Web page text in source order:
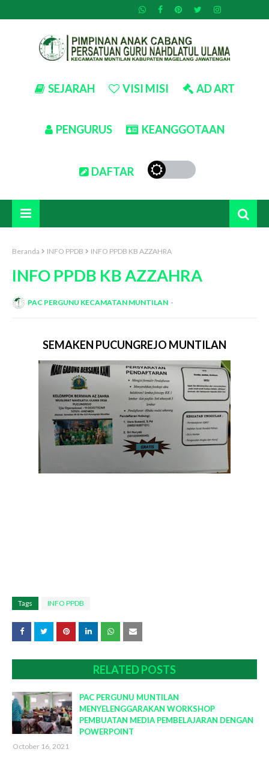
SEJARAH VISI MISI AD ART
PENGURUS KEANGGOTAAN
DAFTAR
Beranda INFO PPDB INFO PPDB KB AZZAHRA
INFO PPDB KB AZZAHRA
PAC PERGUNU KECAMATAN MUNTILAN
SEMAKEN PUCUNGREJO MUNTILAN
Tags INFO PPDB
RELATED POSTS
PAC PERGUNU MUNTILAN
MENYELENGGARAKAN WORKSHOP
PEMBUATAN MEDIA PEMBELAJARAN DENGAN
POWERPOINT
October 16, 2021